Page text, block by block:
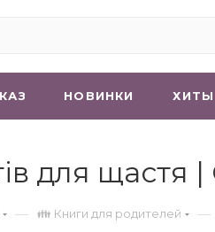
НОВИНКИ
для щастя
— 👪 Книги для родителей —